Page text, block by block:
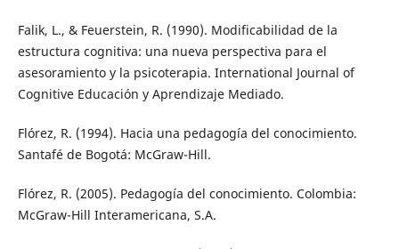
Falik, L., & Feuerstein, R. (1990). Modificabilidad de la
estructura cognitiva: una nueva perspectiva para el
asesoramiento y la psicoterapia. International Journal of
Cognitive Educación y Aprendizaje Mediado.
Flórez, R. (1994). Hacia una pedagogía del conocimiento.
Santafé de Bogotá: McGraw-Hill.
Flórez, R. (2005). Pedagogía del conocimiento. Colombia:
McGraw-Hill Interamericana, S.A.